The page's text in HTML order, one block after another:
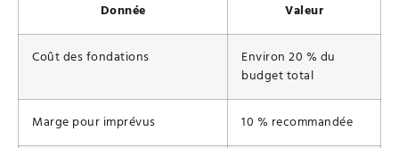
Donnée Valeur
Coût des fondations
Environ 20 % du
budget total
Marge pour imprévus 10 % recommandée